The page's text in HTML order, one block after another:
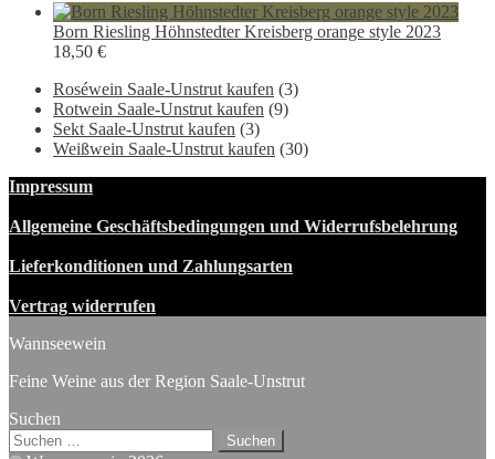
Born Riesling Höhnstedter Kreisberg orange style 2023
18,50 €
Roséwein Saale-Unstrut kaufen (3)
Rotwein Saale-Unstrut kaufen (9)
Sekt Saale-Unstrut kaufen (3)
Weißwein Saale-Unstrut kaufen (30)
Impressum
Allgemeine Geschäftsbedingungen und Widerrufsbelehrung
Lieferkonditionen und Zahlungsarten
Vertrag widerrufen
Wannseewein
Feine Weine aus der Region Saale-Unstrut
Suchen
Suchen